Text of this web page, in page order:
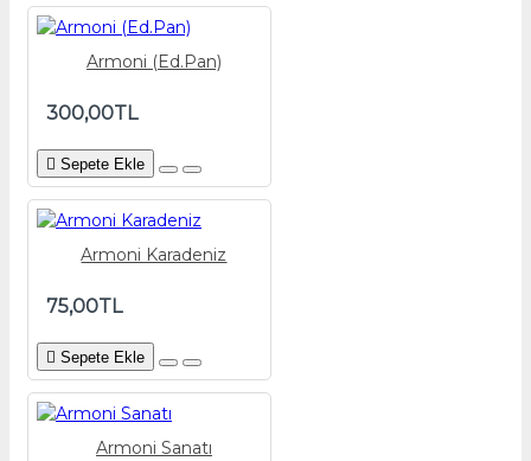
Armoni (Ed.Pan)
300,00TL
Sepete Ekle
Armoni Karadeniz
75,00TL
Sepete Ekle
Armoni Sanatı